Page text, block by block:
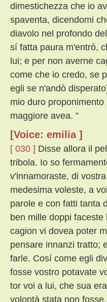
dimestichezza che io
spaventa, dicendomi
diavolo nel profondo
sí fatta paura m'entrò,
lui; e per non averne
come che io credo, se
egli se n'andò
mio duro
maggiore avea. ”
[Voice: emilia ]
[ 030 ] Disse allora il
tribola. Io so
v'innamoraste, di
medesima voleste, a
parole e con fatti tanta
ben mille doppi
cagion vi dovea poter
pensare innanzi tratto;
farle. Cosí come egli
fosse vostro potavate
tor voi a lui, che sua
volontà stata non